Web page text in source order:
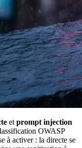
et prompt injection
OWASP
à activer : la directe se